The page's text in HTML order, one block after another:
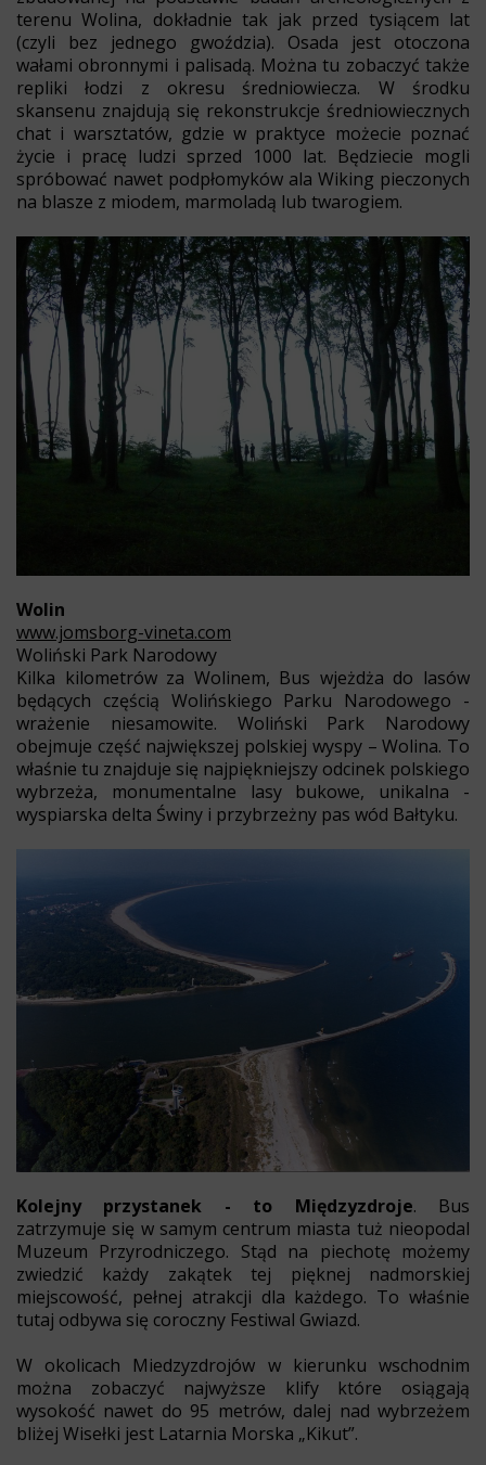
terenu Wolina, dokładnie tak jak przed tysiącem lat
(czyli bez jednego gwoździa). Osada jest otoczona
wałami obronnymi i palisadą. Można tu zobaczyć także
repliki łodzi z okresu średniowiecza. W środku
skansenu znajdują się rekonstrukcje średniowiecznych
chat i warsztatów, gdzie w praktyce możecie poznać
życie i pracę ludzi sprzed 1000 lat. Będziecie mogli
spróbować nawet podpłomyków ala Wiking pieczonych
na blasze z miodem, marmoladą lub twarogiem.
Wolin
www.jomsborg-vineta.com
Woliński Park Narodowy
Kilka kilometrów za Wolinem, Bus wjeżdża do lasów
będących częścią Wolińskiego Parku Narodowego -
wrażenie niesamowite. Woliński Park Narodowy
obejmuje część największej polskiej wyspy – Wolina. To
właśnie tu znajduje się najpiękniejszy odcinek polskiego
wybrzeża, monumentalne lasy bukowe, unikalna -
wyspiarska delta Świny i przybrzeżny pas wód Bałtyku.
Kolejny przystanek - to Międzyzdroje. Bus
zatrzymuje się w samym centrum miasta tuż nieopodal
Muzeum Przyrodniczego. Stąd na piechotę możemy
zwiedzić każdy zakątek tej pięknej nadmorskiej
miejscowość, pełnej atrakcji dla każdego. To właśnie
tutaj odbywa się coroczny Festiwal Gwiazd.
W okolicach Miedzyzdrojów w kierunku wschodnim
można zobaczyć najwyższe klify które osiągają
wysokość nawet do 95 metrów, dalej nad wybrzeżem
bliżej Wisełki jest Latarnia Morska „Kikut”.